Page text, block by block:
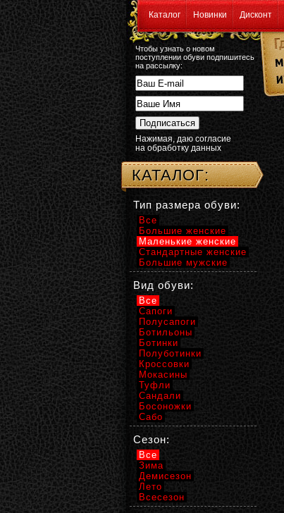
Каталог Новинки Дисконт
Чтобы узнать о новом
поступлении обуви подпишитесь
на рассылку:
Нажимая, даю согласие
на обработку данных
КАТАЛОГ:
Тип размера обуви:
Все
Большие женские
Маленькие женские
Стандартные женские
Большие мужские
Вид обуви:
Все
Сапоги
Полусапоги
Ботильоны
Ботинки
Полуботинки
Кроссовки
Мокасины
Туфли
Сандали
Босоножки
Сабо
Сезон:
Все
Зима
Демисезон
Лето
Всесезон